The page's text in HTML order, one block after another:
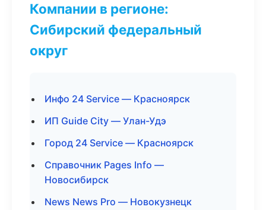
Компании в регионе:
Сибирский федеральный
округ
Инфо 24 Service — Красноярск
ИП Guide City — Улан-Удэ
Город 24 Service — Красноярск
Справочник Pages Info —
Новосибирск
News News Pro — Новокузнецк